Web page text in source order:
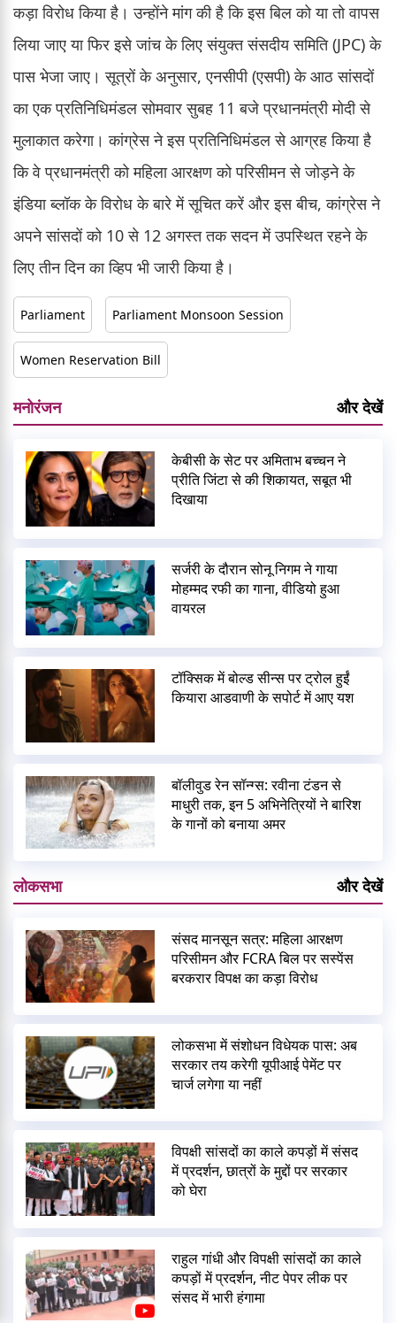
कड़ा विरोध किया है। उन्होंने मांग की है कि इस बिल को या तो वापस
लिया जाए या फिर इसे जांच के लिए संयुक्त संसदीय समिति (JPC) के
पास भेजा जाए। सूत्रों के अनुसार, एनसीपी (एसपी) के आठ सांसदों
का एक प्रतिनिधिमंडल सोमवार सुबह 11 बजे प्रधानमंत्री मोदी से
मुलाकात करेगा। कांग्रेस ने इस प्रतिनिधिमंडल से आग्रह किया है
कि वे प्रधानमंत्री को महिला आरक्षण को परिसीमन से जोड़ने के
इंडिया ब्लॉक के विरोध के बारे में सूचित करें और इस बीच, कांग्रेस ने
अपने सांसदों को 10 से 12 अगस्त तक सदन में उपस्थित रहने के
लिए तीन दिन का व्हिप भी जारी किया है।
Parliament Parliament Monsoon Session
Women Reservation Bill
मनोरंजन और देखें
केबीसी के सेट पर अमिताभ बच्चन ने
प्रीति जिंटा से की शिकायत, सबूत भी
दिखाया
सर्जरी के दौरान सोनू निगम ने गाया
मोहम्मद रफी का गाना, वीडियो हुआ
वायरल
टॉक्सिक में बोल्ड सीन्स पर ट्रोल हुईं
कियारा आडवाणी के सपोर्ट में आए यश
बॉलीवुड रेन सॉन्ग्स: रवीना टंडन से
माधुरी तक, इन 5 अभिनेत्रियों ने बारिश
के गानों को बनाया अमर
लोकसभा और देखें
संसद मानसून सत्र: महिला आरक्षण
परिसीमन और FCRA बिल पर सस्पेंस
बरकरार विपक्ष का कड़ा विरोध
लोकसभा में संशोधन विधेयक पास: अब
सरकार तय करेगी यूपीआई पेमेंट पर
चार्ज लगेगा या नहीं
विपक्षी सांसदों का काले कपड़ों में संसद
में प्रदर्शन, छात्रों के मुद्दों पर सरकार
को घेरा
राहुल गांधी और विपक्षी सांसदों का काले
कपड़ों में प्रदर्शन, नीट पेपर लीक पर
संसद में भारी हंगामा